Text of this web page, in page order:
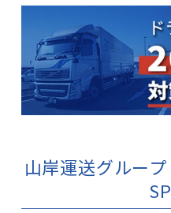
山岸運送グルー